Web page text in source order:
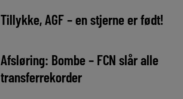
Tillykke, AGF – en stjerne er født!
Afsløring: Bombe – FCN slår alle
transferrekorder